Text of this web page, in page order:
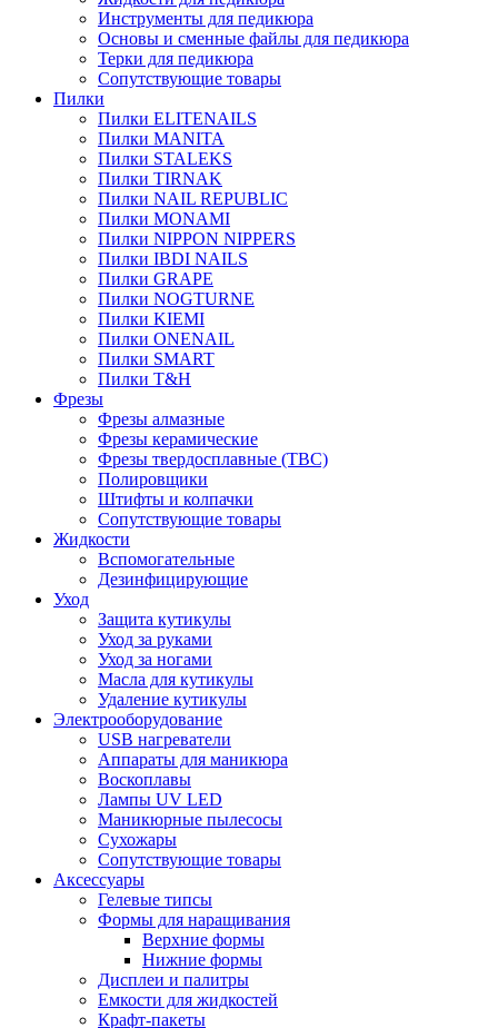
Инструменты для педикюра
Основы и сменные файлы для педикюра
Терки для педикюра
Сопутствующие товары
Пилки
Пилки ELITENAILS
Пилки MANITA
Пилки STALEKS
Пилки TIRNAK
Пилки NAIL REPUBLIC
Пилки MONAMI
Пилки NIPPON NIPPERS
Пилки IBDI NAILS
Пилки GRAPE
Пилки NOGTURNE
Пилки KIEMI
Пилки ONENAIL
Пилки SMART
Пилки T&H
Фрезы
Фрезы алмазные
Фрезы керамические
Фрезы твердосплавные (ТВС)
Полировщики
Штифты и колпачки
Сопутствующие товары
Жидкости
Вспомогательные
Дезинфицирующие
Уход
Защита кутикулы
Уход за руками
Уход за ногами
Масла для кутикулы
Удаление кутикулы
Электрооборудование
USB нагреватели
Аппараты для маникюра
Воскоплавы
Лампы UV LED
Маникюрные пылесосы
Сухожары
Сопутствующие товары
Аксессуары
Гелевые типсы
Формы для наращивания
Верхние формы
Нижние формы
Дисплеи и палитры
Емкости для жидкостей
Крафт-пакеты